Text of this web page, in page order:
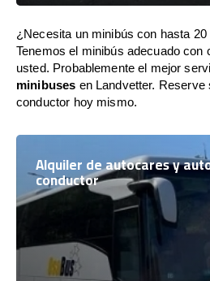
¿Necesita un minibús con hasta 20
Tenemos el minibús adecuado con
usted. Probablemente el mejor
minibuses en Landvetter. Reserve
conductor hoy mismo.
Alquiler de autocares y
conductor